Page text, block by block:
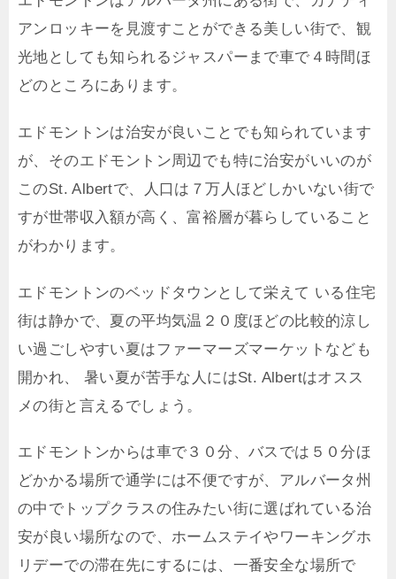
アンロッキーを見渡すことができる美しい街で、観
光地としても知られるジャスパーまで車で４時間ほ
どのところにあります。
エドモントンは治安が良いことでも知られています
が、そのエドモントン周辺でも特に治安がいいのが
このSt. Albertで、人口は７万人ほどしかいない街で
すが世帯収入額が高く、富裕層が暮らしていること
がわかります。
エドモントンのベッドタウンとして栄えて いる住宅
街は静かで、夏の平均気温２０度ほどの比較的涼し
い過ごしやすい夏はファーマーズマーケットなども
開かれ、 暑い夏が苦手な人にはSt. Albertはオスス
メの街と言えるでしょう。
エドモントンからは車で３０分、バスでは５０分ほ
どかかる場所で通学には不便ですが、アルバータ州
の中でトップクラスの住みたい街に選ばれている治
安が良い場所なので、ホームステイやワーキングホ
リデーでの滞在先にするには、一番安全な場所で